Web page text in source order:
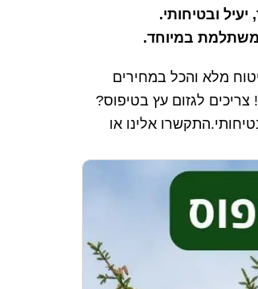
ובטיחותי.
משתלמת במיוחד.
מלא והכל במחירים
לגזום עץ בטיפוס?
אלינו או